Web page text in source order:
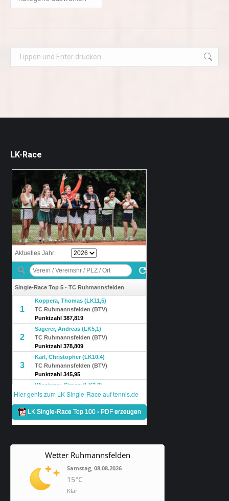
Search:
LK-Race
Wetter Ruhmannsfelden
Samstag, 08.08.2026
15°C
Klar